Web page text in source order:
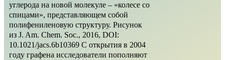
углерода на новой молекуле – «колесе со
спицами», представляющем собой
полифениленовую структуру. Рисунок
из J. Am. Chem. Soc., 2016, DOI:
10.1021/jacs.6b10369 С открытия в 2004
году графена исследователи пополняют